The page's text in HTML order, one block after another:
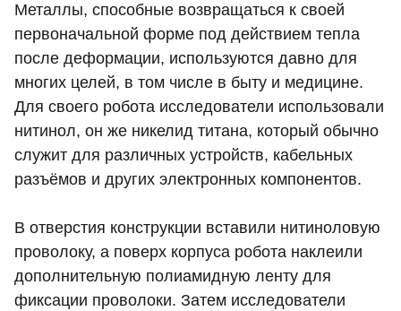
Металлы, способные возвращаться к своей
первоначальной форме под действием тепла
после деформации, используются давно для
многих целей, в том числе в быту и медицине.
Для своего робота исследователи использовали
нитинол, он же никелид титана, который обычно
служит для различных устройств, кабельных
разъёмов и других электронных компонентов.
В отверстия конструкции вставили нитиноловую
проволоку, а поверх корпуса робота наклеили
дополнительную полиамидную ленту для
фиксации проволоки. Затем исследователи